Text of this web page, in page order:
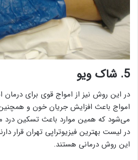
5. شاک ویو
در این روش نیز از امواج قوی برای
امواج باعث افزایش جریان خون و
می‌شود که همین موارد باعث تسکین درد
در لیست بهترین فیزیوتراپی تهران قرار
این روش درمانی هستند.